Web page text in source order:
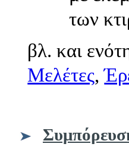
των
βλ. και
Μελέτες,